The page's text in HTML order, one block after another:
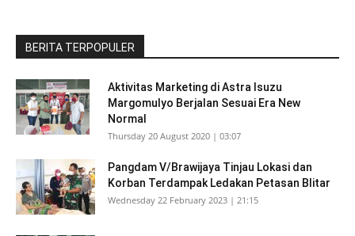
BERITA TERPOPULER
Aktivitas Marketing di Astra Isuzu
Margomulyo Berjalan Sesuai Era New
Normal
Thursday 20 August 2020 | 03:07
Pangdam V/Brawijaya Tinjau Lokasi dan
Korban Terdampak Ledakan Petasan Blitar
Wednesday 22 February 2023 | 21:15